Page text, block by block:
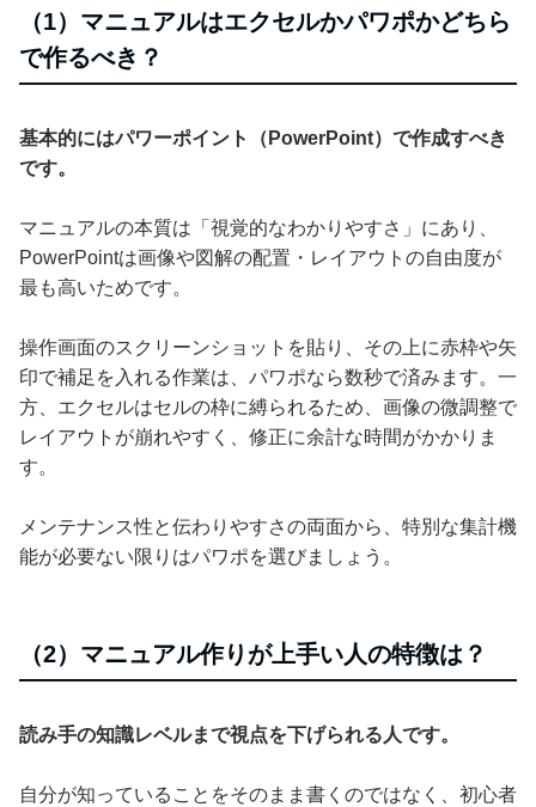
（1）マニュアルはエクセルかパワポかどちら
で作るべき？
基本的にはパワーポイント（PowerPoint）で作成すべき
です。
マニュアルの本質は「視覚的なわかりやすさ」にあり、
PowerPointは画像や図解の配置・レイアウトの自由度が
最も高いためです。
操作画面のスクリーンショットを貼り、その上に赤枠や矢
印で補足を入れる作業は、パワポなら数秒で済みます。一
方、エクセルはセルの枠に縛られるため、画像の微調整で
レイアウトが崩れやすく、修正に余計な時間がかかりま
す。
メンテナンス性と伝わりやすさの両面から、特別な集計機
能が必要ない限りはパワポを選びましょう。
（2）マニュアル作りが上手い人の特徴は？
読み手の知識レベルまで視点を下げられる人です。
自分が知っていることをそのまま書くのではなく、初心者